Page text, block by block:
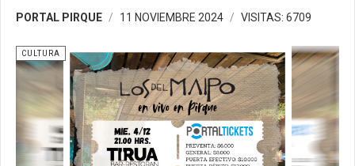
PORTAL PIRQUE 11 NOVIEMBRE 2024 VISITAS: 6709
CULTURA